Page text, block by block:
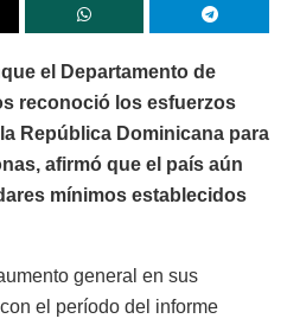
el Departamento de
reconoció los esfuerzos
República Dominicana para
afirmó que el país aún
mínimos establecidos
general en sus
el período del informe